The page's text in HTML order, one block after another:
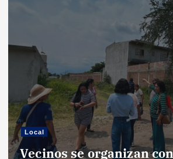
Local
Vecinos se organizan